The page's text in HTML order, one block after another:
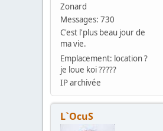
Zonard
Messages: 730
C'est l'plus beau jour de
ma vie.
Emplacement: location ?
je loue koi ?????
IP archivée
L`OcuS